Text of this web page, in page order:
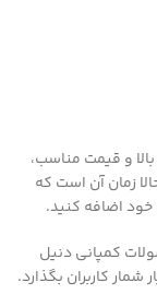
و قیمت مناسب،
زمان آن است که
خود اضافه کنید.
کمپانی دنیل
کاربران بگذارد.